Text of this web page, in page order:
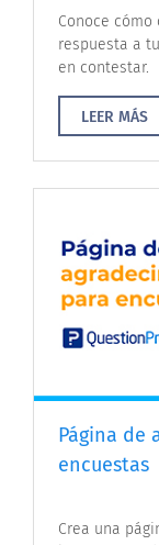
Conoce
respuesta a
en contestar.
LEER MÁS
Página de
encuestas
Crea una